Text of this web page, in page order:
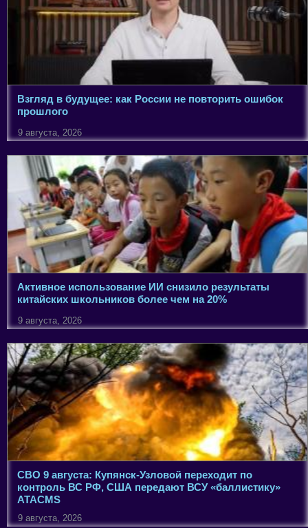
Взгляд в будущее: как России не повторить ошибок
прошлого
9 августа, 2026
Активное использование ИИ снизило результаты
китайских школьников более чем на 20%
9 августа, 2026
СВО 9 августа: Купянск-Узловой переходит по
контроль ВС РФ, США передают ВСУ «баллистику»
ATACMS
9 августа, 2026